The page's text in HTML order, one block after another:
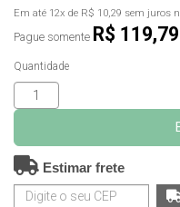
Em até 12x de R$ 10,29 sem juros
Pague somente R$ 119,79
Quantidade
Estimar frete